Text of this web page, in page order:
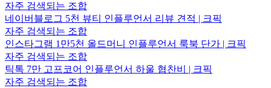
자주 검색되는 조합
네이버블로그 5천 뷰티 인플루언서 리뷰 견적 | 크픽
자주 검색되는 조합
인스타그램 1만5천 올드머니 인플루언서 룩북 단가 | 크픽
자주 검색되는 조합
틱톡 7만 고프코어 인플루언서 하울 협찬비 | 크픽
자주 검색되는 조합